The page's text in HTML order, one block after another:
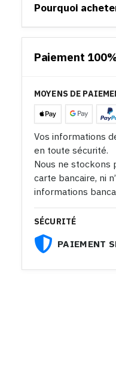
Pourquoi
Paiement
MOYENS DE
Vos informations
en toute sécurité.
Nous ne stockons
carte bancaire, ni
informations
SÉCURITÉ
PAIEMENT